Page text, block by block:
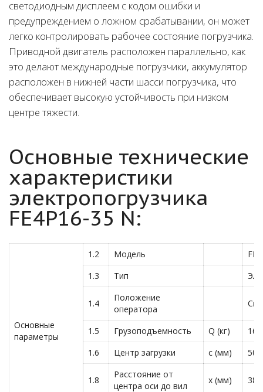
светодиодным дисплеем с кодом ошибки и
предупреждением о ложном срабатывании, он может
легко контролировать рабочее состояние погрузчика.
Приводной двигатель расположен параллельно, как
это делают международные погрузчики, аккумулятор
расположен в нижней части шасси погрузчика, что
обеспечивает высокую устойчивость при низком
центре тяжести.
Основные технические
характеристики
электропогрузчика
FE4P16-35 N:
Основные
параметры
1.2 Модель
1.3
Тип
1.4
Положение
оператора
1.5 Грузоподъемность Q (кг)
1.6
Центр загрузки c (мм) 500
1.8
Расстояние от
центра оси до вил
x (мм) 381